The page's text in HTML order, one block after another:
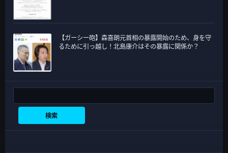
【ガーシー砲】森喜朗元首相の暴露開始のため、身を守
るために引っ越し！北島康介はその暴露に関係か？
検索